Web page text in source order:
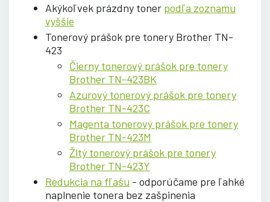
Akýkoľvek prázdny toner podľa zoznamu
vyššie
Tonerový prášok pre tonery Brother TN-
423
Čierny tonerový prášok pre tonery
Brother TN-423BK
Azurový tonerový prášok pre tonery
Brother TN-423C
Magenta tonerový prášok pre tonery
Brother TN-423M
Žltý tonerový prášok pre tonery
Brother TN-423Y
Redukcia na fľašu - odporúčame pre ľahké
naplnenie tonera bez zašpinenia